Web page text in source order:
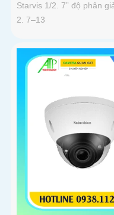
Starvis 1/2. 7” độ phân
2. 7–13